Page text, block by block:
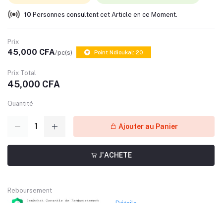
38 Personnes consultent cet Article en ce Moment.
Prix
45,000 CFA/pc(s) Point Ndioukal: 20
Prix Total
45,000 CFA
Quantité
Ajouter au Panier
J'ACHETE
Reboursement